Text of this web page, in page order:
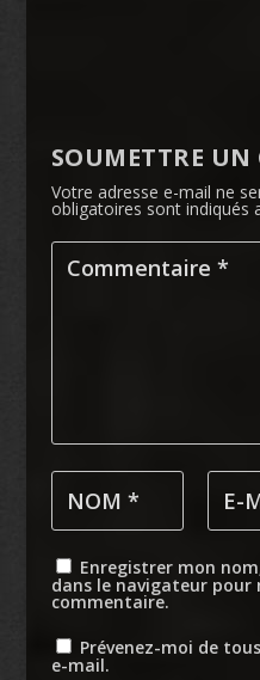
SOUMETTRE
Votre adresse e-mail ne
obligatoires sont indiqués
Enregistrer mon
dans le navigateur pour
commentaire.
Prévenez-moi de
e-mail.